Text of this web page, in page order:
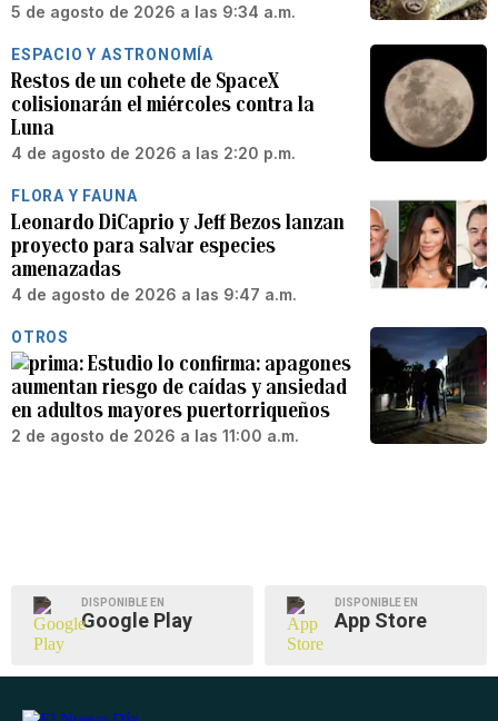
5 de agosto de 2026 a las 9:34 a.m.
ESPACIO Y ASTRONOMÍA
Restos de un cohete de SpaceX
colisionarán el miércoles contra la
Luna
4 de agosto de 2026 a las 2:20 p.m.
FLORA Y FAUNA
Leonardo DiCaprio y Jeff Bezos lanzan
proyecto para salvar especies
amenazadas
4 de agosto de 2026 a las 9:47 a.m.
OTROS
Estudio lo confirma: apagones
aumentan riesgo de caídas y ansiedad
en adultos mayores puertorriqueños
2 de agosto de 2026 a las 11:00 a.m.
DISPONIBLE EN
Google Play
DISPONIBLE EN
App Store